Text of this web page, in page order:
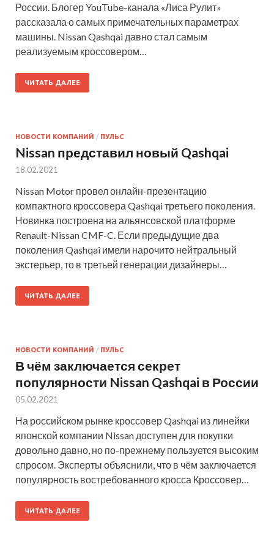
России. Блогер YouTube-канала «Лиса Рулит»
рассказала о самых примечательных параметрах
машины. Nissan Qashqai давно стал самым
реализуемым кроссовером…
ЧИТАТЬ ДАЛЕЕ
НОВОСТИ КОМПАНИЙ / ПУЛЬС
Nissan представил новый Qashqai
18.02.2021
Nissan Motor провел онлайн-презентацию
компактного кроссовера Qashqai третьего поколения.
Новинка построена на альянсовской платформе
Renault-Nissan CMF-C. Если предыдущие два
поколения Qashqai имели нарочито нейтральный
экстерьер, то в третьей генерации дизайнеры…
ЧИТАТЬ ДАЛЕЕ
НОВОСТИ КОМПАНИЙ / ПУЛЬС
В чём заключается секрет
популярности Nissan Qashqai в России
05.02.2021
На российском рынке кроссовер Qashqai из линейки
японской компании Nissan доступен для покупки
довольно давно, но по-прежнему пользуется высоким
спросом. Эксперты объяснили, что в чём заключается
популярность востребованного кросса Кроссовер…
ЧИТАТЬ ДАЛЕЕ